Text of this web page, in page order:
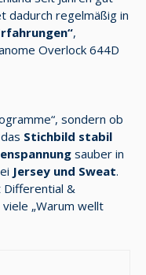
dadurch regelmäßig in
,
Overlock 644D
sondern ob
Stichbild stabil
sauber in
Jersey und Sweat.
Differential &
„Warum wellt